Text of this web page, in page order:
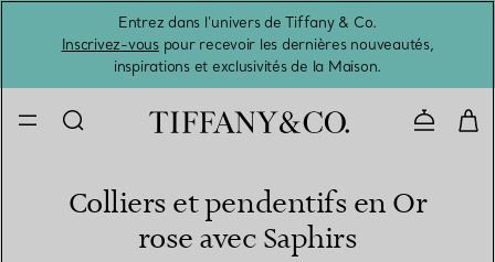
Entrez dans l’univers de Tiffany & Co.
Inscrivez-vouspour recevoir les dernières nouveautés,
inspirations et exclusivités de la Maison.
Colliers et pendentifs en Or
rose avec Saphirs